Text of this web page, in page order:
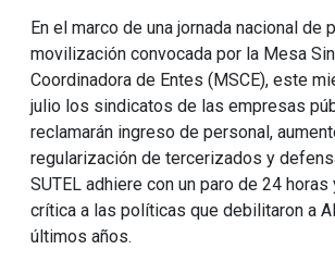
En el marco de una jornada nacional de
movilización convocada por la Mesa
Coordinadora de Entes (MSCE), este
julio los sindicatos de las empresas
reclamarán ingreso de personal,
regularización de tercerizados y
SUTEL adhiere con un paro de 24 horas
crítica a las políticas que debilitaron a
últimos años.